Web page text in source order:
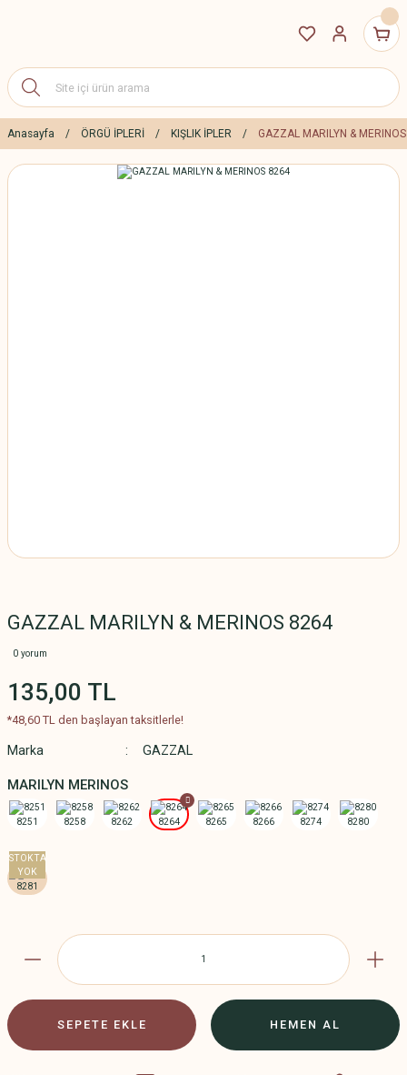
Anasayfa ÖRGÜ İPLERİ KIŞLIK İPLER GAZZAL MARILYN &
GAZZAL MARILYN & MERINOS 8264
0 yorum
135,00 TL
*48,60 TL den başlayan taksitlerle!
Marka GAZZAL
MARILYN MERINOS
SEPETE EKLE HEMEN AL